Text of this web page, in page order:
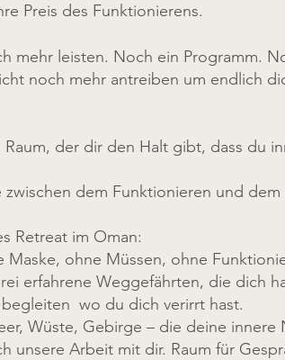
Preis des Funktionierens.
mehr leisten. Noch ein Programm.
noch mehr antreiben um endlich
der dir den Halt gibt, dass du
zwischen dem Funktionieren und
Retreat im Oman:
Maske, ohne Müssen, ohne
erfahrene Weggefährten, die dich
wo du dich verirrt hast.
Wüste, Gebirge – die deine
unsere Arbeit mit dir. Raum für